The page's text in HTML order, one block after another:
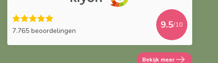
7.765 beoordelingen
9.5/10
Bekijk meer